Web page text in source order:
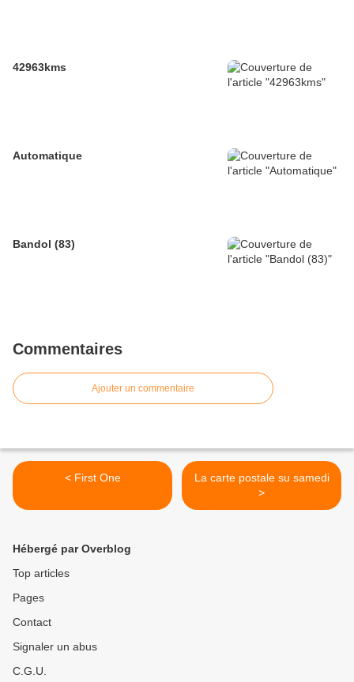
42963kms
Automatique
Bandol (83)
Commentaires
Ajouter un commentaire
< First One
La carte postale su samedi
>
Hébergé par Overblog
Top articles
Pages
Contact
Signaler un abus
C.G.U.